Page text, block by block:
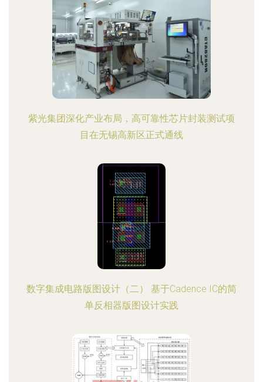
紫光集团深化产业布局，高可靠性芯片封装测试项
目在无锡高新区正式通线
数字集成电路版图设计（二） 基于Cadence IC的简
单反相器版图设计实践